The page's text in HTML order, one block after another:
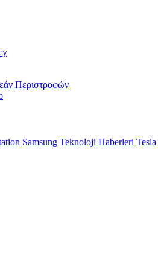
Περιστροφών
Samsung Teknoloji Haberleri Tesla